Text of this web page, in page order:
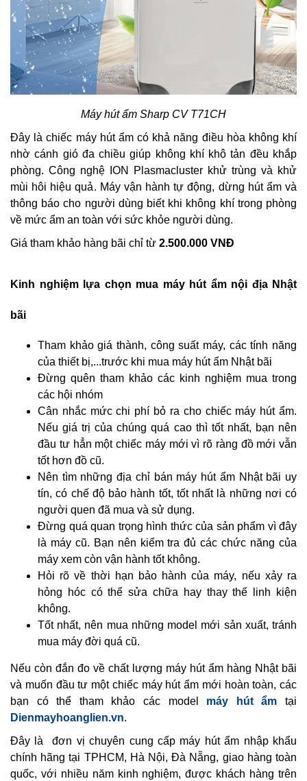
Máy hút ẩm Sharp CV T71CH
Đây là chiếc máy hút ẩm có khả năng điều hòa không khí
nhờ cánh gió đa chiều giúp không khí khô tản đều khắp
phòng. Công nghệ ION Plasmacluster khử trùng và khử
mùi hôi hiệu quả. Máy vận hành tự động, dừng hút ẩm và
thông báo cho người dùng biết khi không khí trong phòng
về mức ẩm an toàn với sức khỏe người dùng.
Giá tham khảo hàng bãi chỉ từ 2.500.000 VNĐ
Kinh nghiệm lựa chọn mua máy hút ẩm nội địa Nhật
bãi
Tham khảo giá thành, công suất máy, các tính năng
của thiết bị,...trước khi mua máy hút ẩm Nhật bãi
Đừng quên tham khảo các kinh nghiệm mua trong
các hội nhóm
Cân nhắc mức chi phí bỏ ra cho chiếc máy hút ẩm.
Nếu giá trị của chúng quá cao thì tốt nhất, bạn nên
đầu tư hẳn một chiếc máy mới vì rõ ràng đồ mới vẫn
tốt hơn đồ cũ.
Nên tìm những địa chỉ bán máy hút ẩm Nhật bãi uy
tín, có chế độ bảo hành tốt, tốt nhất là những nơi có
người quen đã mua và sử dụng.
Đừng quá quan trọng hình thức của sản phẩm vì đây
là máy cũ. Bạn nên kiểm tra đủ các chức năng của
máy xem còn vận hành tốt không.
Hỏi rõ về thời hạn bảo hành của máy, nếu xảy ra
hỏng hóc có thể sửa chữa hay thay thế linh kiện
không.
Tốt nhất, nên mua những model mới sản xuất, tránh
mua máy đời quá cũ.
Nếu còn đắn đo về chất lượng máy hút ẩm hàng Nhật bãi
và muốn đầu tư một chiếc máy hút ẩm mới hoàn toàn, các
bạn có thể tham khảo các model máy hút ẩm
tại
Dienmayhoanglien.vn.
Đây là đơn vị chuyên cung cấp máy hút ẩm nhập khẩu
chính hãng tại TPHCM, Hà Nội, Đà Nẵng, giao hàng toàn
quốc, với nhiều năm kinh nghiệm, được khách hàng trên